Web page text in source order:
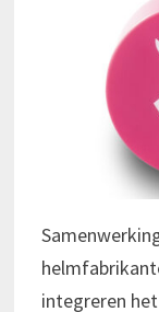
integreren